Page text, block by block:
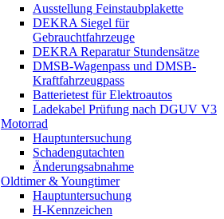
Ausstellung Feinstaubplakette
DEKRA Siegel für
Gebrauchtfahrzeuge
DEKRA Reparatur Stundensätze
DMSB-Wagenpass und DMSB-
Kraftfahrzeugpass
Batterietest für Elektroautos
Ladekabel Prüfung nach DGUV V3
Motorrad
Hauptuntersuchung
Schadengutachten
Änderungsabnahme
Oldtimer & Youngtimer
Hauptuntersuchung
H-Kennzeichen